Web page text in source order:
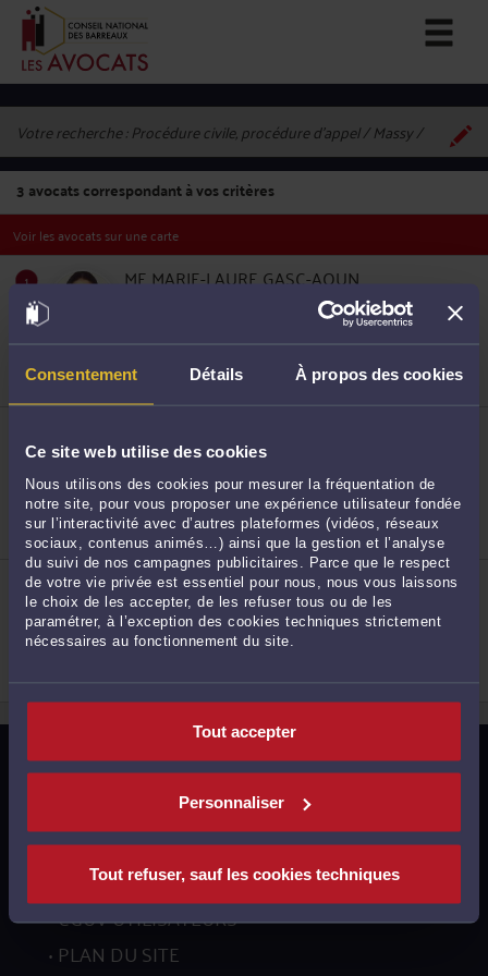
Consentement Détails À propos des cookies
Ce site web utilise des cookies
Nous utilisons des cookies pour mesurer la fréquentation de
notre site, pour vous proposer une expérience utilisateur fondée
sur l’interactivité avec d’autres plateformes (vidéos, réseaux
sociaux, contenus animés…) ainsi que la gestion et l’analyse
du suivi de nos campagnes publicitaires. Parce que le respect
de votre vie privée est essentiel pour nous, nous vous laissons
le choix de les accepter, de les refuser tous ou de les
paramétrer, à l’exception des cookies techniques strictement
nécessaires au fonctionnement du site.
Tout accepter
Personnaliser
Tout refuser, sauf les cookies techniques
Votre recherche :Procédure civile, procédure d'appel / Massy
3avocats correspondant à vos critères
Voir les avocats sur une carte
1
ME MARIE-LAURE GASC-AOUN
36 Rue Jean Mermoz 91300 MASSY
Procédure civile
Droit de la famille, des personnes et de leur
patrimoine
2
5 B Rue René Cavelier de la Salle 91300 MASSY
Procédure civile
Procédure d'appel
Droit de la famille, des personnes et de leur
patrimoine
ME SANDRINE COHEN
103 Avenue de Paris 91300 MASSY
Procédure civile
Droit de la famille, des personnes et de leur
patrimoine
MENTIONS LÉGALES
POLITIQUE DE CONFIDENTIALITÉ
POLITIQUE DES COOKIES
CGU AVOCATS
CGUV UTILISATEURS
PLAN DU SITE